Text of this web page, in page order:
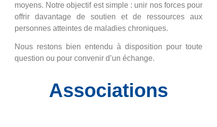
moyens. Notre objectif est simple : unir nos forces pour
offrir davantage de soutien et de ressources aux
personnes atteintes de maladies chroniques.
Nous restons bien entendu à disposition pour toute
question ou pour convenir d’un échange.
Associations